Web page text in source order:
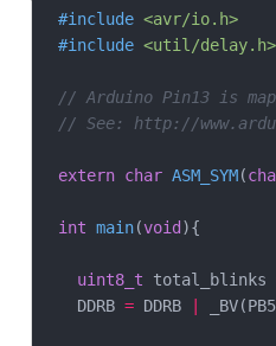
#include <avr/io.h>
#include <util/delay.h>
// Arduino Pin13 is
// See: http://
extern char ASM_SYM(
int main(void ){
uint8_t total_blinks
    DDRB
= DDRB